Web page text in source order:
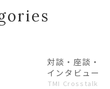
対談・座談・
インタビュー
TMI Crosstalk